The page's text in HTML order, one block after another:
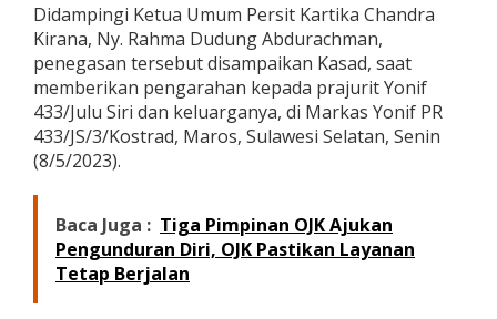
n
i
f
P
R
4
3
d
a
Didampingi Ketua Umum Persit Kartika Chandra
Kirana, Ny. Rahma Dudung Abdurachman,
penegasan tersebut disampaikan Kasad, saat
memberikan pengarahan kepada prajurit Yonif
433/Julu Siri dan keluarganya, di Markas Yonif PR
433/JS/3/Kostrad, Maros, Sulawesi Selatan, Senin
(8/5/2023).
Baca Juga : Tiga Pimpinan OJK Ajukan
Pengunduran Diri, OJK Pastikan Layanan
Tetap Berjalan